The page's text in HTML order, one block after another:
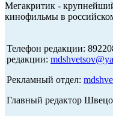
Мегакритик -
кинофильмы в
Телефон редакции:
редакции:
Рекламный отдел:
Главный редактор